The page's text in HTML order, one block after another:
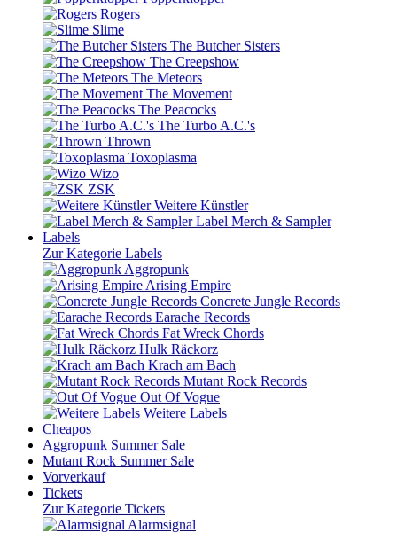
Rogers
Slime
The Butcher Sisters
The Creepshow
The Meteors
The Movement
The Peacocks
The Turbo A.C.'s
Thrown
Toxoplasma
Wizo
ZSK
Weitere Künstler
Label Merch & Sampler
Labels
Zur Kategorie Labels
Aggropunk
Arising Empire
Concrete Jungle Records
Earache Records
Fat Wreck Chords
Hulk Räckorz
Krach am Bach
Mutant Rock Records
Out Of Vogue
Weitere Labels
Cheapos
Aggropunk Summer Sale
Mutant Rock Summer Sale
Vorverkauf
Tickets
Zur Kategorie Tickets
Alarmsignal